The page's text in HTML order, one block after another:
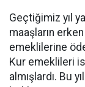
Geçtiğimiz yıl
maaşların
emeklilerine
Kur emeklileri
almışlardı. Bu